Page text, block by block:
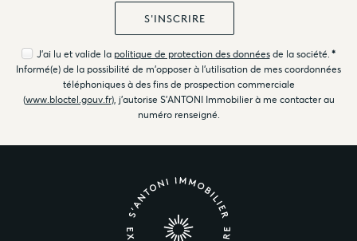
J'ai lu et valide la politique de protection des donnéesde la société. *
Informé(e) de la possibilité de m'opposer à l'utilisation de mes coordonnées
téléphoniques à des fins de prospection commerciale
(www.bloctel.gouv.fr), j'autorise S'ANTONI Immobilier à me contacter au
numéro renseigné.